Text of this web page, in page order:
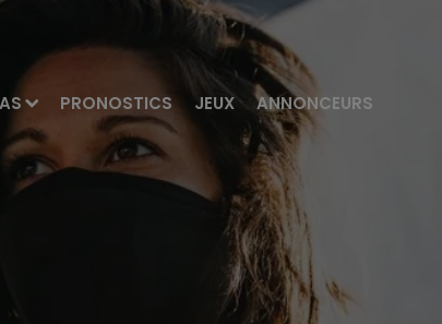
PRONOSTICS JEUX ANNONCEURS